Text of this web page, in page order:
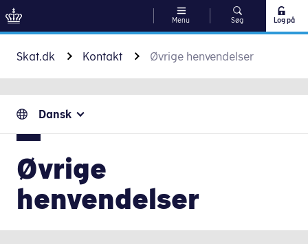
Gå til indhold
Menu Søg Log på
Skat.dk Kontakt Øvrige henvendelser
Dansk
Øvrige
henvendelser